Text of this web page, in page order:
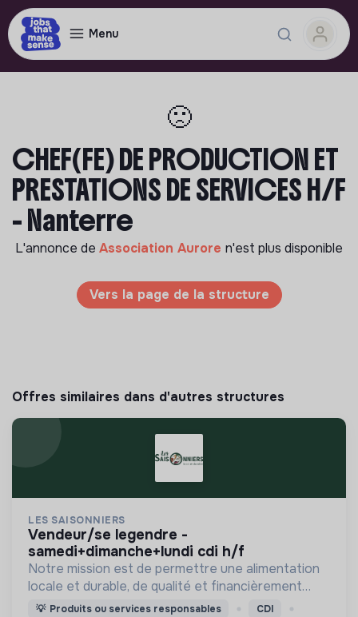
Menu
🙁
CHEF(FE) DE PRODUCTION ET
PRESTATIONS DE SERVICES H/F
- Nanterre
L'annonce de Association Aurore n'est plus disponible
Vers la page de la structure
Offres similaires dans d'autres structures
LES SAISONNIERS
vendeur/se legendre -
samedi+dimanche+lundi cdi h/f
Notre mission est de permettre une alimentation
locale et durable, de qualité et financièrement
abordable.
💡 Produits ou services responsables CDI